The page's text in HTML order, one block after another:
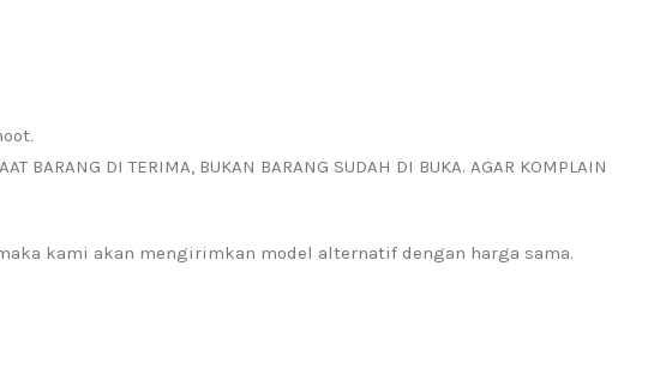
BARANG DI TERIMA, BUKAN BARANG SUDAH DI BUKA. AGAR KOMPLAIN
kami akan mengirimkan model alternatif dengan harga sama.